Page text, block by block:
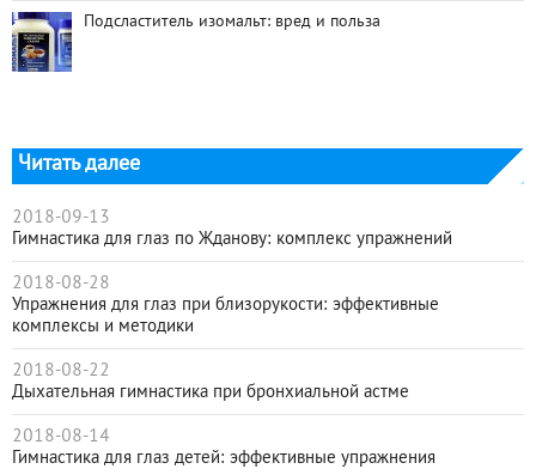
Подсластитель изомальт: вред и польза
Читать далее
2018-09-13
Гимнастика для глаз по Жданову: комплекс упражнений
2018-08-28
Упражнения для глаз при близорукости: эффективные
комплексы и методики
2018-08-22
Дыхательная гимнастика при бронхиальной астме
2018-08-14
Гимнастика для глаз детей: эффективные упражнения